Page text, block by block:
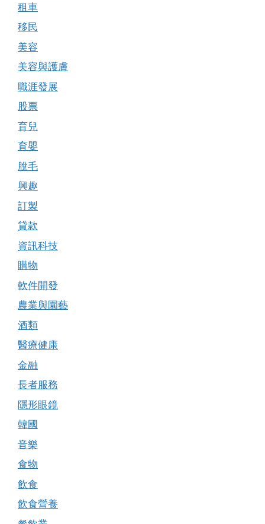
租車
移民
美容
美容與護膚
職涯發展
股票
育兒
育嬰
脫毛
興趣
訂製
貸款
資訊科技
購物
軟件開發
農業與園藝
酒類
醫療健康
金融
長者服務
隱形眼鏡
韓國
音樂
食物
飲食
飲食營養